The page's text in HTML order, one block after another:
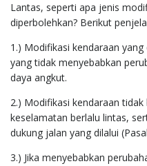
Lantas, seperti apa jenis
diperbolehkan? Berikut
1.) Modifikasi kendaraan
yang tidak menyebabkan
daya angkut.
2.) Modifikasi kendaraan
keselamatan berlalu lintas,
dukung jalan yang dilalui
3.) Jika menyebabkan